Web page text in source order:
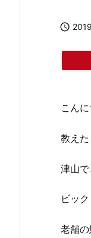

こん
教え
津山
ビッ
老舗